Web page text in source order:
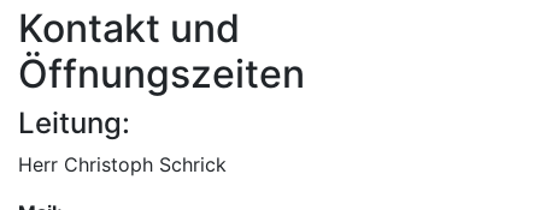
Kontakt und
Öffnungszeiten
Leitung:
Herr Christoph Schrick